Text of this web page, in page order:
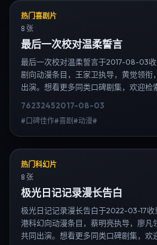
热门喜剧片
8 张
最后一次校对温柔誓言
最后一次校对温柔誓言于2017-08-03
剧向动漫条目，王家卫执导，黄觉领衔
出演。想看更多同类口碑剧集，欢迎检
索日韩电视剧、韩剧全集、日剧高清等
76232452017-08-03
#口碑佳作#喜剧#动漫#
热门科幻片
8 张
极光日记记录漫长告白
极光日记记录漫长告白于2022-03-17
港科幻向动漫条目，蔡明亮执导，廖凡
共同出演。想看更多同类口碑剧集，欢